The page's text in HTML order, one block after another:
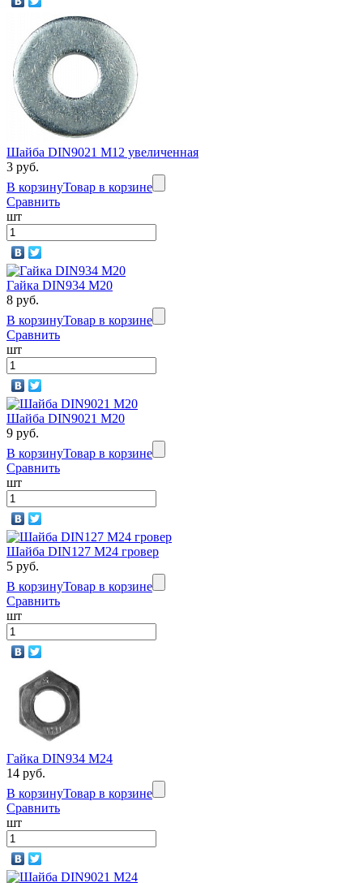
Шайба DIN9021 М12 увеличенная
3 руб.
В корзинуТовар в корзине
Сравнить
шт
Гайка DIN934 M20
8 руб.
В корзинуТовар в корзине
Сравнить
шт
Шайба DIN9021 М20
9 руб.
В корзинуТовар в корзине
Сравнить
шт
Шайба DIN127 М24 гровер
5 руб.
В корзинуТовар в корзине
Сравнить
шт
Гайка DIN934 M24
14 руб.
В корзинуТовар в корзине
Сравнить
шт